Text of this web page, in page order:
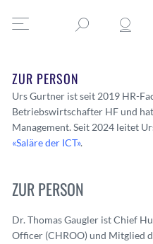
ZUR PERSON
Urs Gurtner ist seit 2019 HR-
Betriebswirtschafter HF und
Management. Seit 2024 leitet
«Saläre der ICT».
ZUR PERSON
Dr. Thomas Gaugler ist Chief
Officer (CHROO) und Mitglied